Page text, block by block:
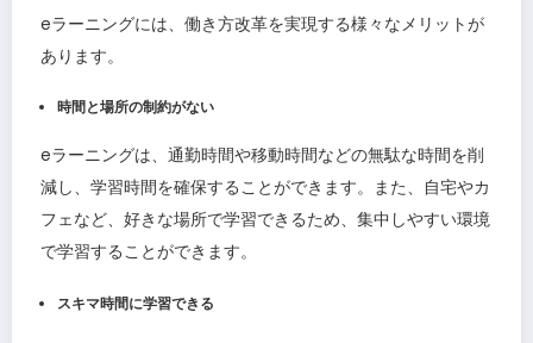
eラーニングには、働き方改革を実現する様々なメリットが
あります。
時間と場所の制約がない
eラーニングは、通勤時間や移動時間などの無駄な時間を削
減し、学習時間を確保することができます。また、自宅やカ
フェなど、好きな場所で学習できるため、集中しやすい環境
で学習することができます。
スキマ時間に学習できる